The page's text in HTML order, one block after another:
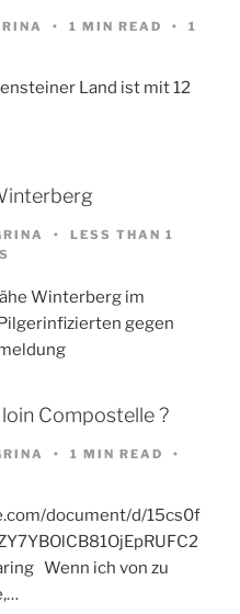
1 MIN READ
1
Land ist mit 12
LESS THAN 1
Winterberg im
gegen
Compostelle ?
1 MIN READ
document/d/15cs0f
Wenn ich von zu